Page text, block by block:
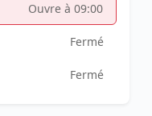
Ouvre à 09:00
Fermé
Fermé